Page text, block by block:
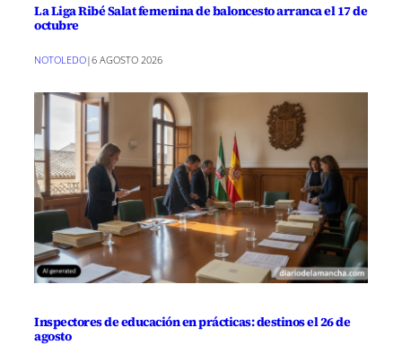
La Liga Ribé Salat femenina de baloncesto arranca el 17 de
octubre
NOTOLEDO|6 AGOSTO 2026
Inspectores de educación en prácticas: destinos el 26 de
agosto